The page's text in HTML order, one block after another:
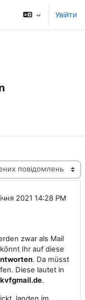
Увійти
2021 14:28 PM
zwar als Mail
Ihr auf diese
. Da müsst
Diese lautet in
.